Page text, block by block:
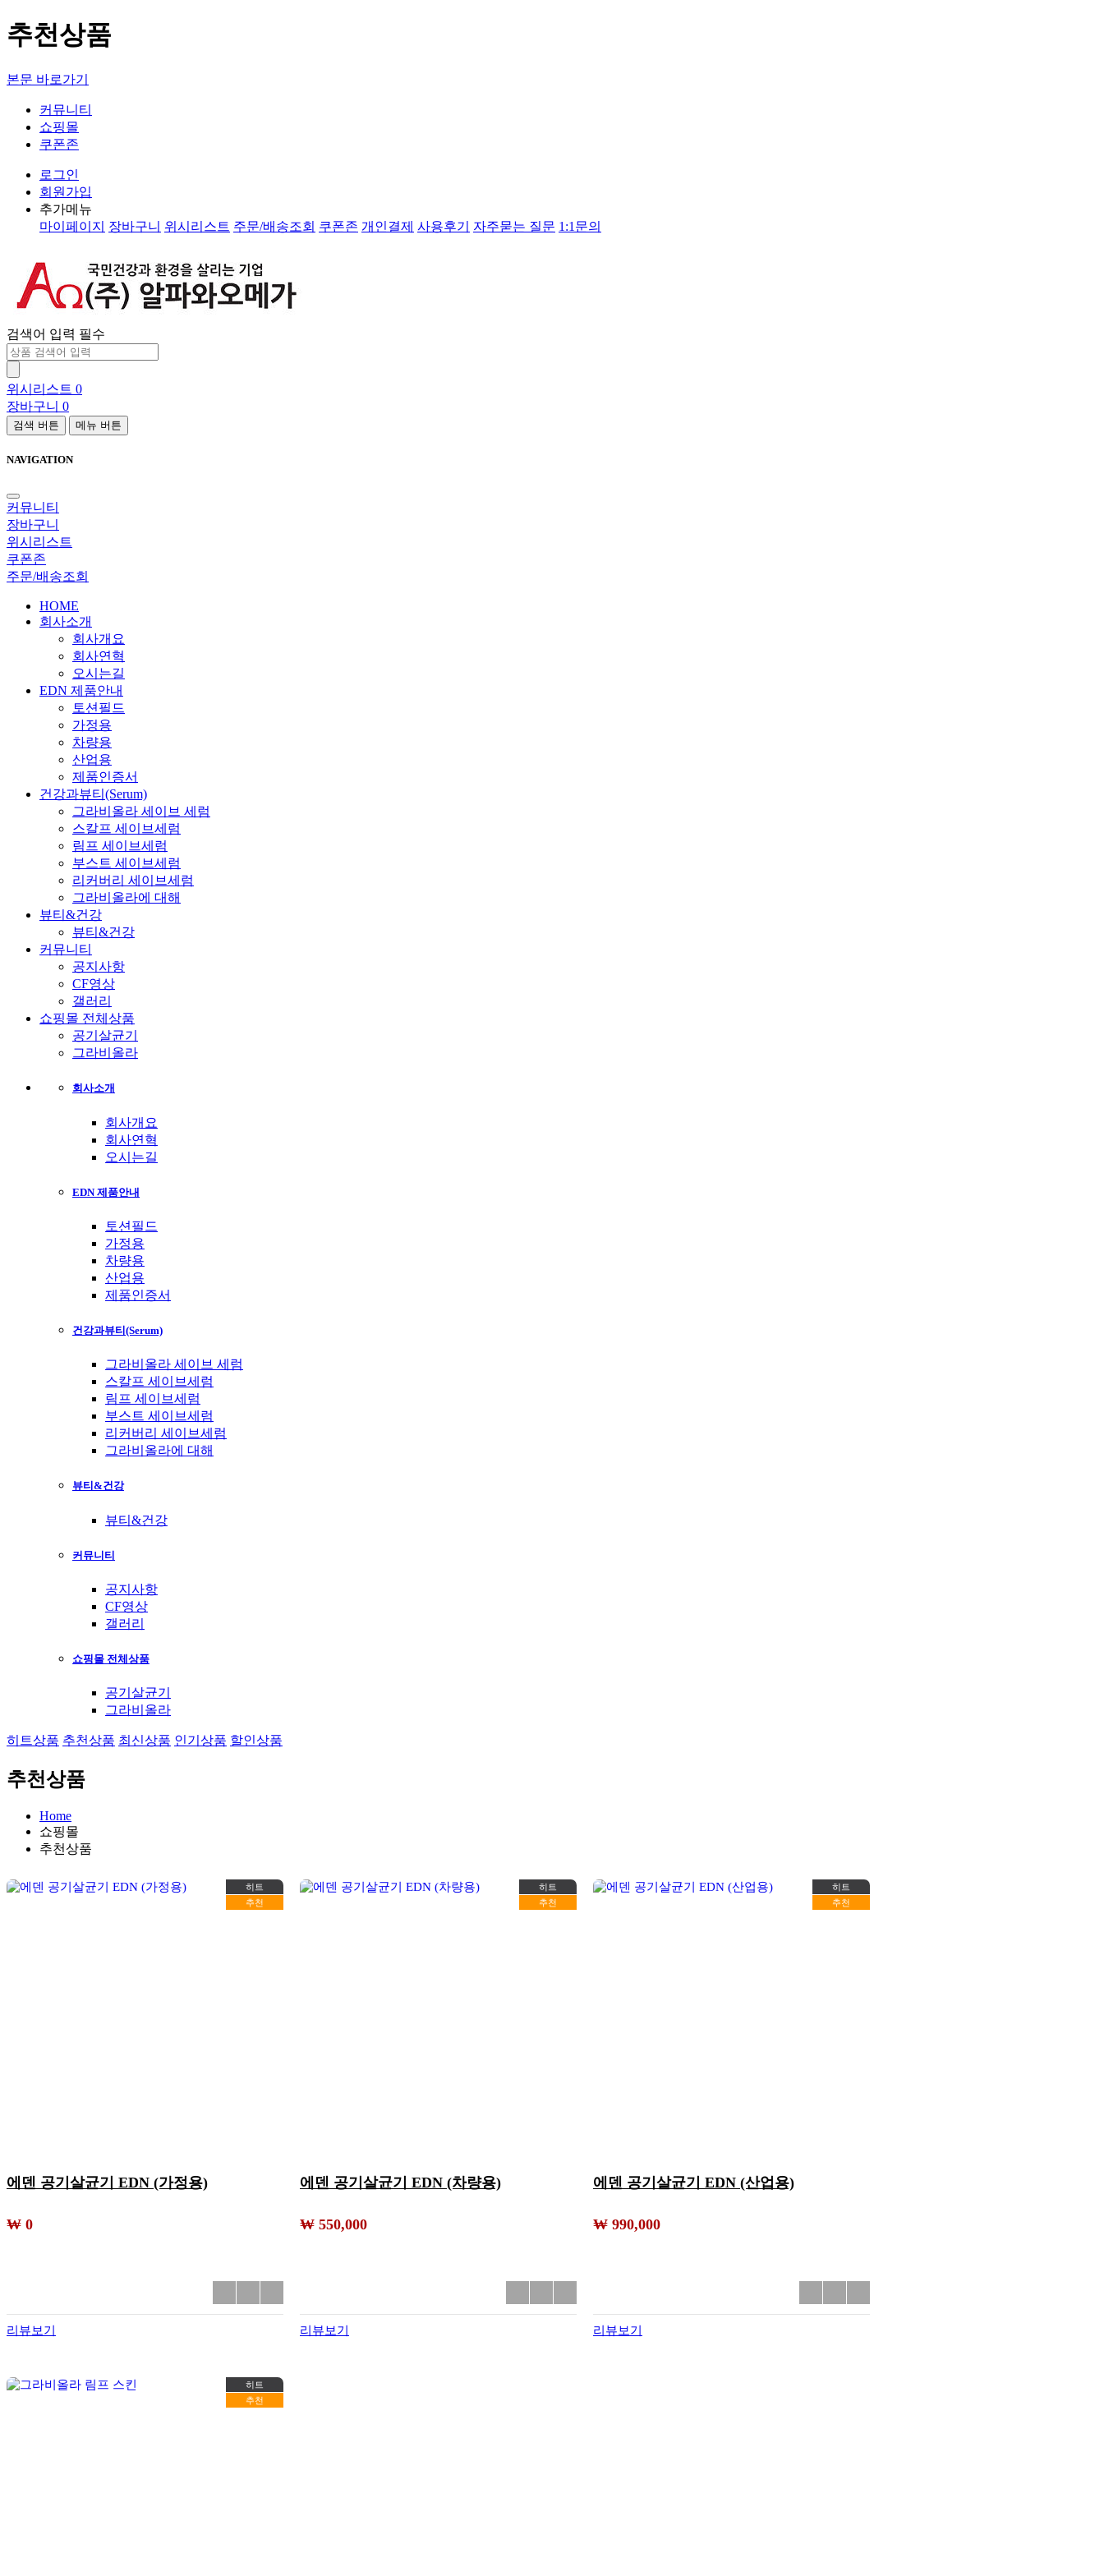
추천상품
본문 바로가기
커뮤니티
쇼핑몰
쿠폰존
로그인
회원가입
추가메뉴
마이페이지
장바구니 위시리스트 주문/배송조회 쿠폰존 개인결제 사용후기 자주묻는 질문 1:1문의
검색어 입력 필수
위시리스트 0
장바구니 0
검색 버튼 메뉴 버튼
NAVIGATION
커뮤니티
장바구니
위시리스트
쿠폰존
주문/배송조회
HOME
회사소개
회사개요
회사연혁
오시는길
EDN 제품안내
토션필드
가정용
차량용
산업용
제품인증서
건강과뷰티(Serum)
그라비올라 세이브 세럼
스칼프 세이브세럼
림프 세이브세럼
부스트 세이브세럼
리커버리 세이브세럼
그라비올라에 대해
뷰티&건강
뷰티&건강
커뮤니티
공지사항
CF영상
갤러리
쇼핑몰 전체상품
공기살균기
그라비올라
회사소개
회사개요
회사연혁
오시는길
EDN 제품안내
토션필드
가정용
차량용
산업용
제품인증서
건강과뷰티(Serum)
그라비올라 세이브 세럼
스칼프 세이브세럼
림프 세이브세럼
부스트 세이브세럼
리커버리 세이브세럼
그라비올라에 대해
뷰티&건강
뷰티&건강
커뮤니티
공지사항
CF영상
갤러리
쇼핑몰 전체상품
공기살균기
그라비올라
히트상품 추천상품 최신상품 인기상품 할인상품
추천상품
Home
쇼핑몰
추천상품
히트
추천
에덴 공기살균기 EDN (가정용)
₩ 0
리뷰보기
히트
추천
에덴 공기살균기 EDN (차량용)
₩ 550,000
리뷰보기
히트
추천
에덴 공기살균기 EDN (산업용)
₩ 990,000
리뷰보기
히트
추천